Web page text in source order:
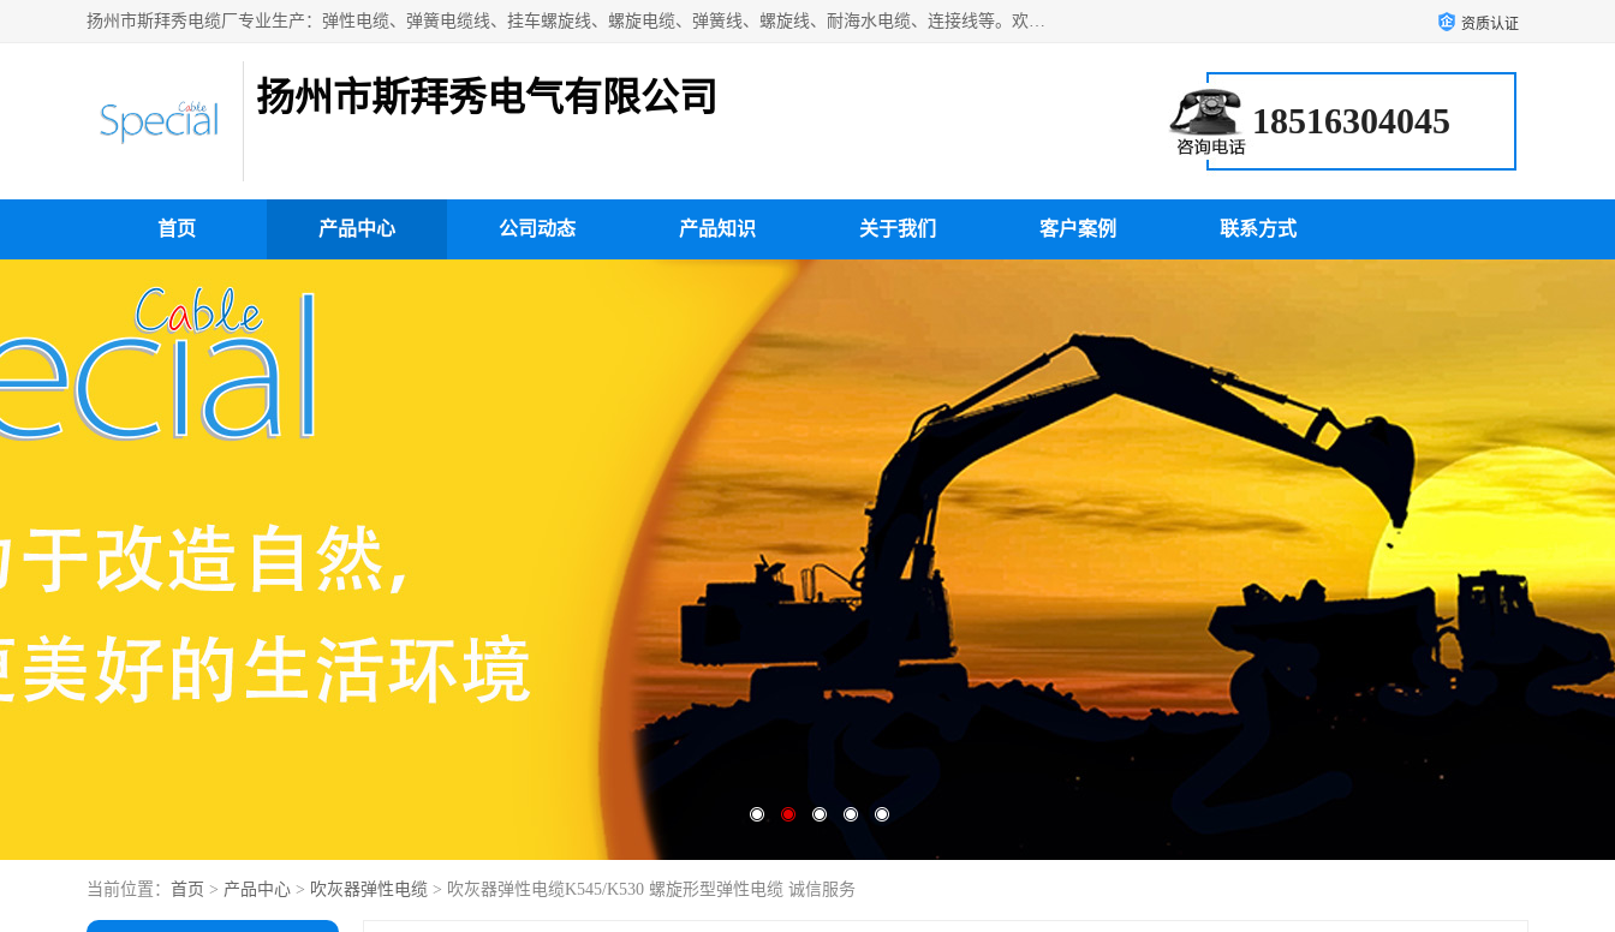
扬州市斯拜秀电缆厂专业生产：弹性电缆、弹簧电缆线、挂车螺旋线、螺旋电缆、弹簧线、螺旋线、耐海水电缆、连接线等。欢迎来电咨询！ 资质认证
扬州市斯拜秀电气有限公司
18516304045
首页 产品中心 公司动态 产品知识 关于我们 客户案例 联系方式
当前位置： 首页 > 产品中心 > 吹灰器弹性电缆 > 吹灰器弹性电缆K545/K530 螺旋形型弹性电缆 诚信服务